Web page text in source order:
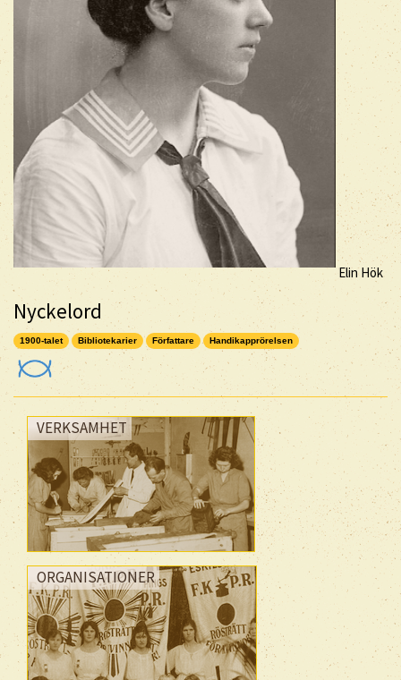
Elin Hök
Nyckelord
1900-talet Bibliotekarier Författare Handikapprörelsen
VERKSAMHET
ORGANISATIONER